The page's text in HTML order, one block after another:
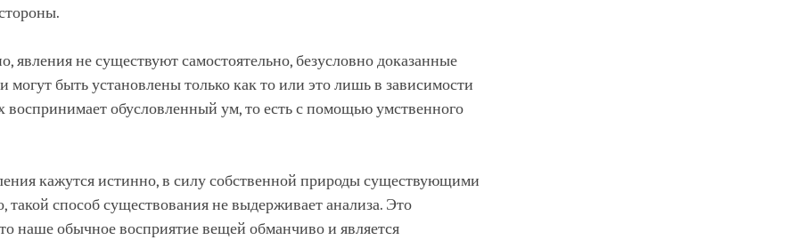
явления не существуют самостоятельно, безусловно доказанные
могут быть установлены только как то или это лишь в зависимости
воспринимает обусловленный ум, то есть с помощью умственного
кажутся истинно, в силу собственной природы существующими
такой способ существования не выдерживает анализа. Это
наше обычное восприятие вещей обманчиво и является